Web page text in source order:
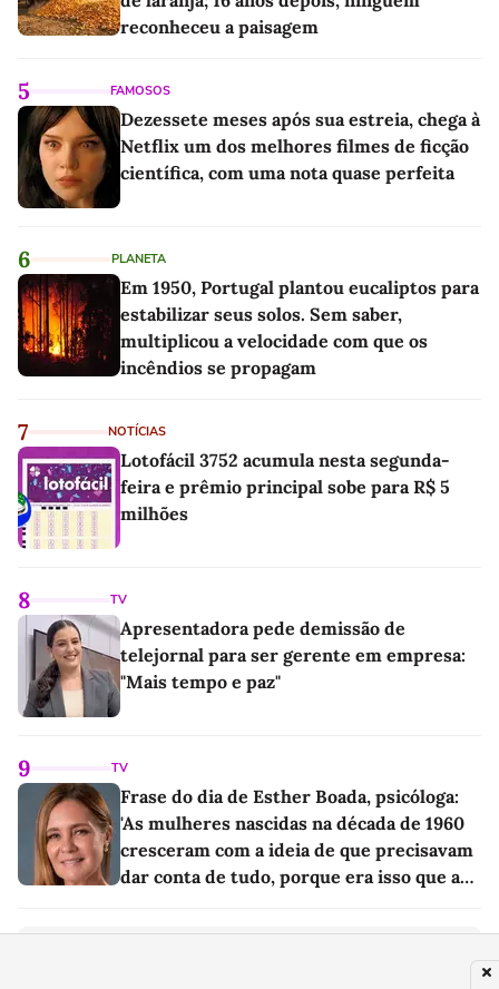
reconheceu a paisagem
5 FAMOSOS
Dezessete meses após sua estreia, chega à
Netflix um dos melhores filmes de ficção
científica, com uma nota quase perfeita
6 PLANETA
Em 1950, Portugal plantou eucaliptos para
estabilizar seus solos. Sem saber,
multiplicou a velocidade com que os
incêndios se propagam
7 NOTÍCIAS
Lotofácil 3752 acumula nesta segunda-
feira e prêmio principal sobe para R$ 5
milhões
8 TV
Apresentadora pede demissão de
telejornal para ser gerente em empresa:
"Mais tempo e paz"
9 TV
Frase do dia de Esther Boada, psicóloga:
'As mulheres nascidas na década de 1960
cresceram com a ideia de que precisavam
dar conta de tudo, porque era isso que a